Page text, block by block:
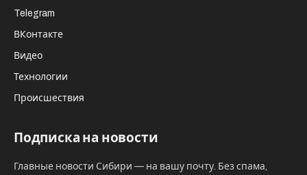
спортивных и выставочных комплексах.
из других регионов, приезжающие на
соревнования в Новосибирскую область. Им
придется предъявлять отрицательный ПЦР-
сделан не позднее, чем за 72 часа до начала
соревнований.